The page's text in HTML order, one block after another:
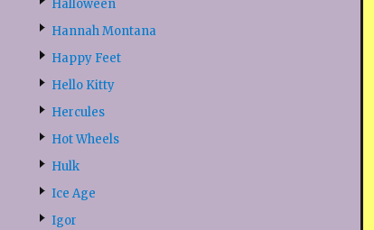
Halloween
Hannah Montana
Happy Feet
Hello Kitty
Hercules
Hot Wheels
Hulk
Ice Age
Igor